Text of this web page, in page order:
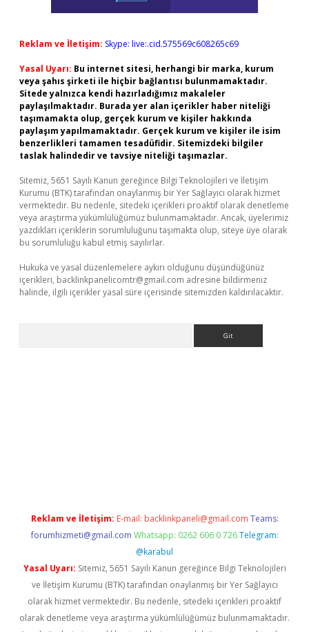
Reklam ve İletişim: Skype: live:.cid.575569c608265c69
Yasal Uyarı: Bu internet sitesi, herhangi bir marka, kurum
veya şahıs şirketi ile hiçbir bağlantısı bulunmamaktadır.
Sitede yalnızca kendi hazırladığımız makaleler
paylaşılmaktadır. Burada yer alan içerikler haber niteliği
taşımamakta olup, gerçek kurum ve kişiler hakkında
paylaşım yapılmamaktadır. Gerçek kurum ve kişiler ile isim
benzerlikleri tamamen tesadüfidir. Sitemizdeki bilgiler
taslak halindedir ve tavsiye niteliği taşımazlar.
Sitemiz, 5651 Sayılı Kanun gereğince Bilgi Teknolojileri ve İletişim
Kurumu (BTK) tarafından onaylanmış bir Yer Sağlayıcı olarak hizmet
vermektedir. Bu nedenle, sitedeki içerikleri proaktif olarak denetleme
veya araştırma yükümlülüğümüz bulunmamaktadır. Ancak, üyelerimiz
yazdıkları içeriklerin sorumluluğunu taşımakta olup, siteye üye olarak
bu sorumluluğu kabul etmiş sayılırlar.
Hukuka ve yasal düzenlemelere aykırı olduğunu düşündüğünüz
içerikleri, backlinkpanelicomtr@gmail.com adresine bildirmeniz
halinde, ilgili içerikler yasal süre içerisinde sitemizden kaldırılacaktır.
Reklam ve İletişim: E-mail: backlinkpaneli@gmail.com Teams:
forumhizmeti@gmail.com Whatsapp: 0262 606 0 726 Telegram:
@karabul
Yasal Uyarı: Sitemiz, 5651 Sayılı Kanun gereğince Bilgi Teknolojileri
ve İletişim Kurumu (BTK) tarafından onaylanmış bir Yer Sağlayıcı
olarak hizmet vermektedir. Bu nedenle, sitedeki içerikleri proaktif
olarak denetleme veya araştırma yükümlülüğümüz bulunmamaktadır.